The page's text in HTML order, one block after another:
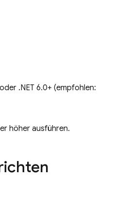
.NET 6.0+ (empfohlen:
höher ausführen.